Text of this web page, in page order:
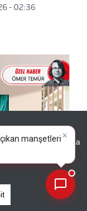
GDPR kapsamında
Metnimizi
- 02:36
modelini
×
manşetleri